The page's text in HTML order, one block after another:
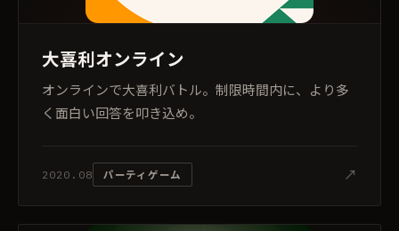
大喜利オンライン
オンラインで大喜利バトル。制限時間内に、より多
く面白い回答を叩き込め。
2020.08 パーティゲーム ↗